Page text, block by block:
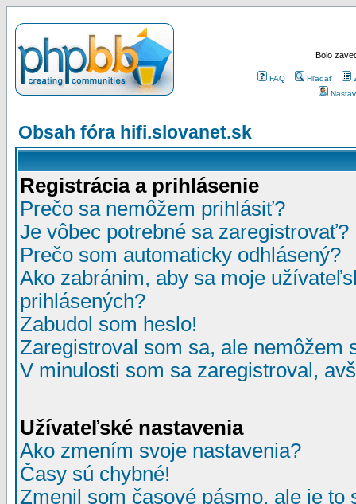
Bolo
FAQ Hľadať
Obsah fóra hifi.slovanet.sk
Registrácia a prihlásenie
Prečo sa nemôžem prihlásiť?
Je vôbec potrebné sa zaregistrovať?
Prečo som automaticky odhlásený?
Ako zabránim, aby sa moje
prihlásených?
Zabudol som heslo!
Zaregistroval som sa, ale nemôžem
V minulosti som sa zaregistroval,
Užívateľské nastavenia
Ako zmením svoje nastavenia?
Časy sú chybné!
Zmenil som časové pásmo, ale je to